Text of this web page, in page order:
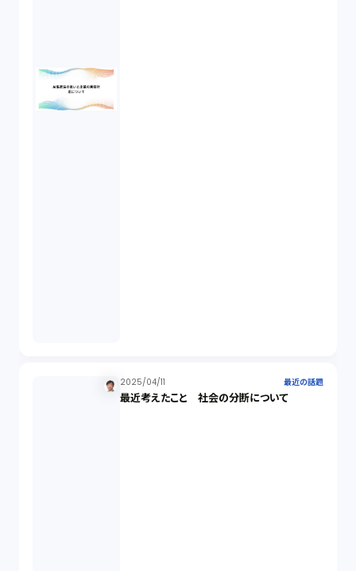
2025/04/11 最近の話題
最近考えたこと 社会の分断について